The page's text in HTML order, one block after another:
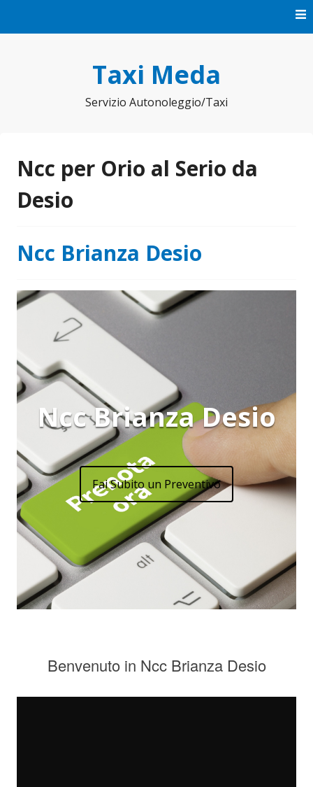
Taxi Meda
Servizio Autonoleggio/Taxi
Ncc per Orio al Serio da
Desio
Ncc Brianza Desio
Ncc Brianza Desio
Fai Subito un Preventivo
Benvenuto in Ncc Brianza Desio